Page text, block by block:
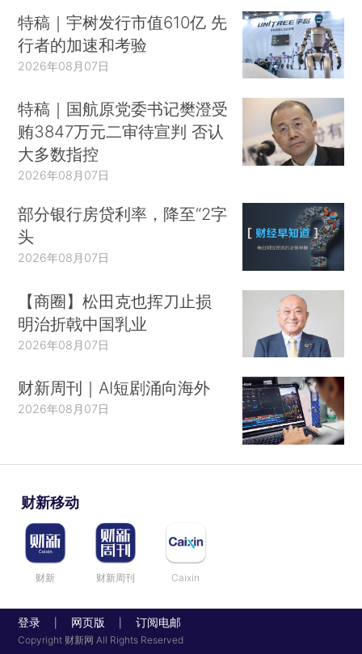
特稿｜宇树发行市值610亿 先
行者的加速和考验
2026年08月07日
特稿｜国航原党委书记樊澄受
贿3847万元二审待宣判 否认
大多数指控
2026年08月07日
部分银行房贷利率，降至“2字
头
2026年08月07日
【商圈】松田克也挥刀止损
明治折戟中国乳业
2026年08月07日
财新周刊｜AI短剧涌向海外
2026年08月07日
财新移动
财新 财新周刊 Caixin
登录 网页版 订阅电邮
Copyright 财新网 All Rights Reserved